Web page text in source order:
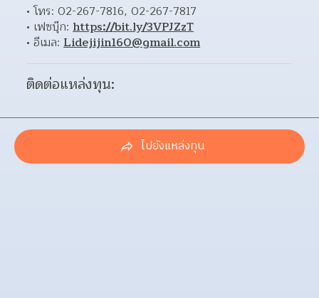
โทร: 02-267-7816, 02-267-7817
เฟซบุ๊ก: https://bit.ly/3VPJZzT
อีเมล: Lidejijin160@gmail.com
ติดต่อแหล่งทุน:
ไปยังแหล่งทุน